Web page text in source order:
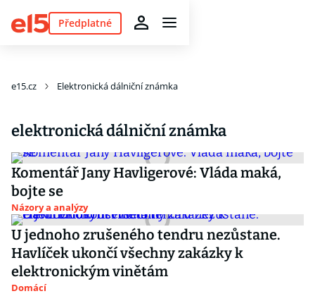
Předplatné
e15.cz Elektronická dálniční známka
elektronická dálniční známka
Komentář Jany Havligerové: Vláda maká,
bojte se
Názory a analýzy
U jednoho zrušeného tendru nezůstane.
Havlíček ukončí všechny zakázky k
elektronickým vinětám
Domácí